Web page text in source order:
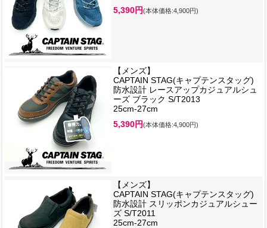
5,390円(本体価格:4,900円)
【メンズ】
CAPTAIN STAG(キャプテンスタッグ)
防水設計 レースアップカジュアルシュ
ーズ ブラック S/T2013
25cm-27cm
5,390円(本体価格:4,900円)
【メンズ】
CAPTAIN STAG(キャプテンスタッグ)
防水設計 スリッポンカジュアルシュー
ズ S/T2011
25cm-27cm